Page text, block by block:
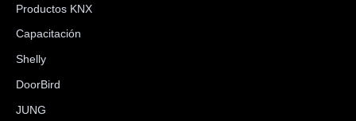
Productos KNX
Capacitación
Shelly
DoorBird
JUNG